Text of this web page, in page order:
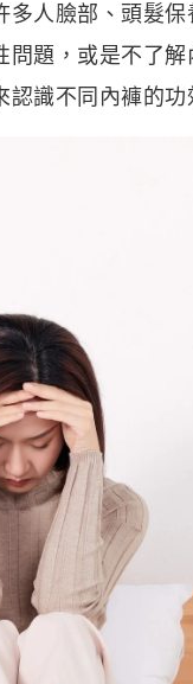
多人臉部、頭髮
問題，或是不了
認識不同內褲的